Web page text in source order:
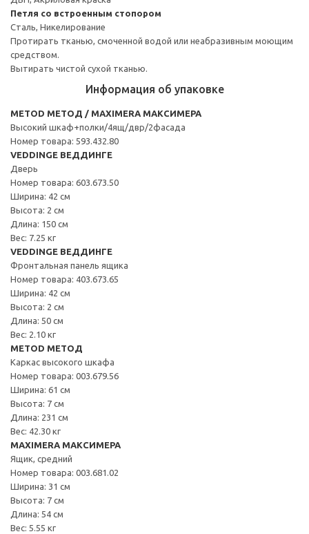
Петля со встроенным стопором
Сталь, Никелирование
Протирать тканью, смоченной водой или неабразивным моющим
средством.
Вытирать чистой сухой тканью.
Информация об упаковке
METOD МЕТОД / MAXIMERA МАКСИМЕРА
Высокий шкаф+полки/4ящ/двр/2фасада
Номер товара: 593.432.80
VEDDINGE ВЕДДИНГЕ
Дверь
Номер товара: 603.673.50
Ширина: 42 см
Высота: 2 см
Длина: 150 см
Вес: 7.25 кг
VEDDINGE ВЕДДИНГЕ
Фронтальная панель ящика
Номер товара: 403.673.65
Ширина: 42 см
Высота: 2 см
Длина: 50 см
Вес: 2.10 кг
METOD МЕТОД
Каркас высокого шкафа
Номер товара: 003.679.56
Ширина: 61 см
Высота: 7 см
Длина: 231 см
Вес: 42.30 кг
MAXIMERA МАКСИМЕРА
Ящик, средний
Номер товара: 003.681.02
Ширина: 31 см
Высота: 7 см
Длина: 54 см
Вес: 5.55 кг